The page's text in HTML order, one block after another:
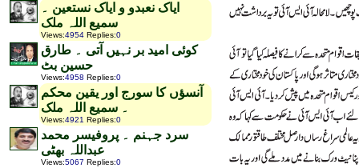
ایاک نعبدو و ایاک نستعین ۔
سمیع اللہ ملک
Views:4954 Replies:0
کوئی امید بر نہیں آتی ۔ طارق
حسین بٹ
Views:4958 Replies:0
آنسؤں کا سورج اور یقین محکم
۔ سمیع اللہ ملک
Views:4921 Replies:0
سرد جہنم ۔ پروفیسر محمد
عبداللہ بھٹی
Views:5067 Replies:0